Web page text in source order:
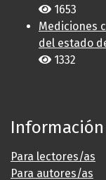
1653
Mediciones
del estado
1332
Información
Para lectores/as
Para autores/as